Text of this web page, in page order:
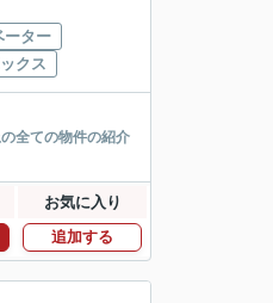
ーター
クス
全ての物件の紹介
お気に入り
追加する